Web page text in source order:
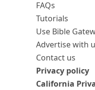
FAQs
Tutorials
Use Bible
Advertise with
Contact us
Privacy policy
California